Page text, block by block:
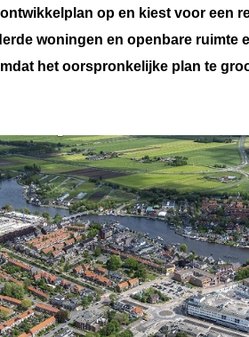
op en kiest voor een
woningen en openbare ruimte
het oorspronkelijke plan te